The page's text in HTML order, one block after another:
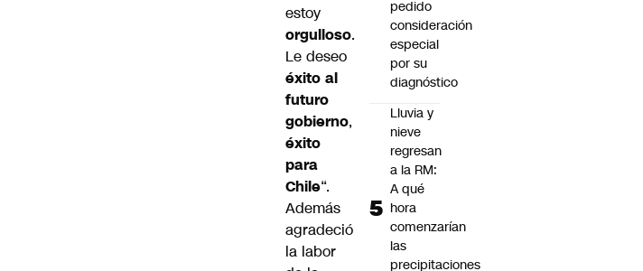
estoy
orgulloso.
Le deseo
éxito al
futuro
gobierno,
éxito
para
Chile“.
Además
agradeció
la labor
pedido
consideración
especial
por su
diagnóstico
Lluvia y
nieve
regresan
a la RM:
A qué
hora
comenzarían
las
precipitaciones